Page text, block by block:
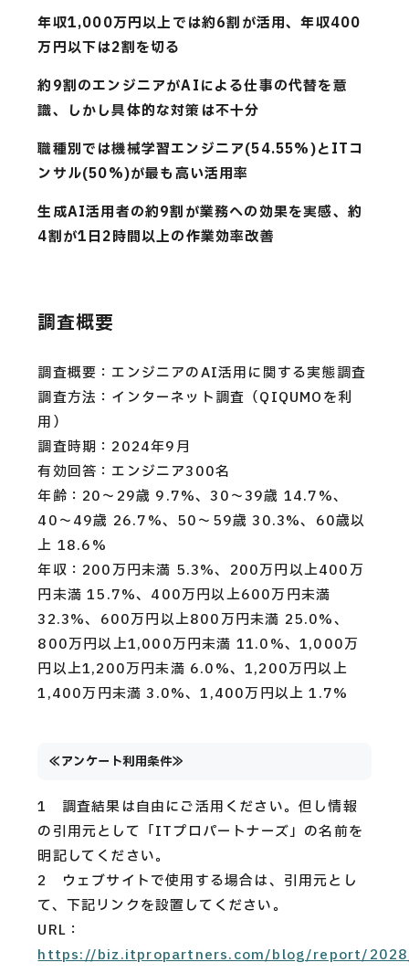
年収1,000万円以上では約6割が活用、年収400
万円以下は2割を切る
約9割のエンジニアがAIによる仕事の代替を意
識、しかし具体的な対策は不十分
職種別では機械学習エンジニア(54.55%)とITコ
ンサル(50%)が最も高い活用率
生成AI活用者の約9割が業務への効果を実感、約
4割が1日2時間以上の作業効率改善
調査概要
調査概要：エンジニアのAI活用に関する実態調査
調査方法：インターネット調査（QIQUMOを利
用）
調査時期：2024年9月
有効回答：エンジニア300名
年齢：20〜29歳 9.7%、30〜39歳 14.7%、
40〜49歳 26.7%、50〜59歳 30.3%、60歳以
上 18.6%
年収：200万円未満 5.3%、200万円以上400万
円未満 15.7%、400万円以上600万円未満
32.3%、600万円以上800万円未満 25.0%、
800万円以上1,000万円未満 11.0%、1,000万
円以上1,200万円未満 6.0%、1,200万円以上
1,400万円未満 3.0%、1,400万円以上 1.7%
≪アンケート利用条件≫
1 調査結果は自由にご活用ください。但し情報
の引用元として「ITプロパートナーズ」の名前を
明記してください。
2 ウェブサイトで使用する場合は、引用元とし
て、下記リンクを設置してください。
URL：
https://biz.itpropartners.com/blog/report/